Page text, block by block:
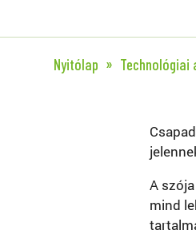
Nyitólap Technológiai
A
mind